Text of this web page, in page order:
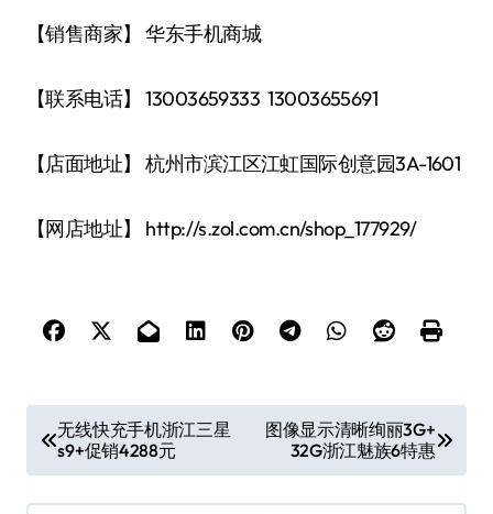
【销售商家】 华东手机商城
【联系电话】 13003659333 13003655691
【店面地址】 杭州市滨江区江虹国际创意园3A-1601
【网店地址】 http://s.zol.com.cn/shop_177929/
章
导
无线快充手机浙江三星
s9+促销4288元
图像显示清晰绚丽3G+
32G浙江魅族6特惠